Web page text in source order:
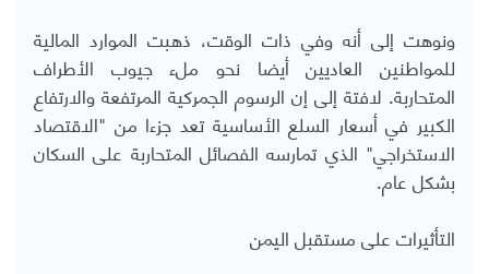
ونوهت إلى أنه وفي ذات الوقت، ذهبت الموارد المالية
للمواطنين العاديين أيضا نحو ملء جيوب الأطراف
المتحاربة. لافتة إلى إن الرسوم الجمركية المرتفعة والارتفاع
الكبير في أسعار السلع الأساسية تعد جزءا من "الاقتصاد
الاستخراجي" الذي تمارسه الفصائل المتحاربة على السكان
بشكل عام.
التأثيرات على مستقبل اليمن